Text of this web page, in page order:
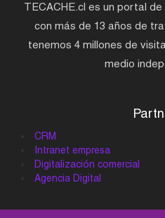
TECACHE.cl es un portal
con más de 13 años de
tenemos 4 millones de
medio
CRM
Intranet empresa
Digitalización comercial
Agencia Digital